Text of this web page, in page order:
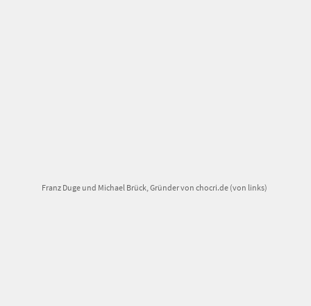
Franz Duge und Michael Brück, Gründer von chocri.de (von links)